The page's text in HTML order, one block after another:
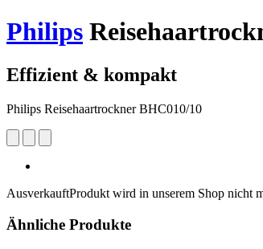
Philips
Effizient & kompakt
Philips Reisehaartrockner BHC010/10
AusverkauftProdukt wird in unserem Shop nicht
Ähnliche Produkte